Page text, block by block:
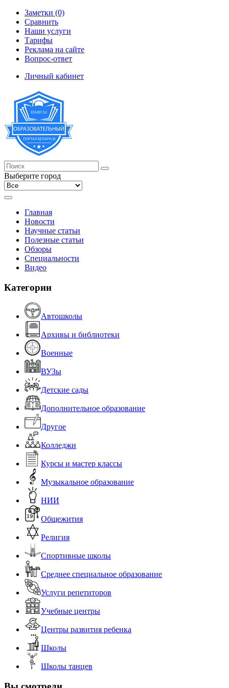
Заметки (0)
Сравнить
Наши услуги
Тарифы
Реклама на сайте
Вопрос-ответ
Личный кабинет
Выберите город
Главная
Новости
Научные статьи
Полезные статьи
Обзоры
Специальности
Видео
Категории
Автошколы
Архивы и библиотеки
Военные
ВУЗы
Детские сады
Дополнительное образование
Другое
Колледжи
Курсы и мастер классы
Музыкальное образование
НИИ
Общежития
Религия
Спортивные школы
Среднее специальное образование
Услуги репетиторов
Учебные центры
Центры развития ребенка
Школы
Школы танцев